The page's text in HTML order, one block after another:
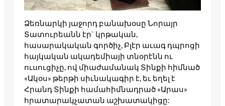
Ձեռնարկի յաջորդ բանախօսը Նորայր
Տատուրեանն էր` կրթական,
հասարակական գործիչ, Բլէր աւագ դպրոցի
հայկական ակադեմիայի տնօրէնն ու
ուսուցիչը, ով միաժամանակ Տինքի հիմնած
«Ակօս» թերթի սիւնակագիր է, եւ եղել է
Հրանդ Տինքի համահիմնադրած «Արաս»
հրատարակչատան աշխատակիցը: